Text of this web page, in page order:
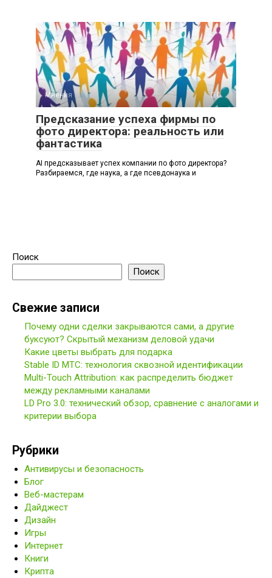
Мнения 0
Предсказание успеха фирмы по
фото директора: реальность или
фантастика
AI предсказывает успех компании по фото директора?
Разбираемся, где наука, а где псевдонаука и
Поиск
Поиск
Свежие записи
Почему одни сделки закрываются сами, а другие
буксуют? Скрытый механизм деловой удачи
Какие цветы выбрать для подарка
Stable ID МТС: технология сквозной идентификации
Multi-Touch Attribution: как распределить бюджет
между рекламными каналами
LD Pro 3.0: технический обзор, сравнение с аналогами и
критерии выбора
Рубрики
Антивирусы и безопасность
Блог
Веб-мастерам
Дайджест
Дизайн
Игры
Интернет
Книги
Крипта